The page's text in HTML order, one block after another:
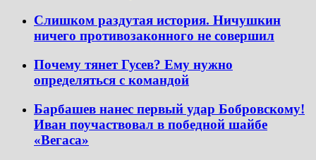
Слишком раздутая история. Ничушкин
ничего противозаконного не совершил
Почему тянет Гусев? Ему нужно
определяться с командой
Барбашев нанес первый удар Бобровскому!
Иван поучаствовал в победной шайбе
«Вегаса»